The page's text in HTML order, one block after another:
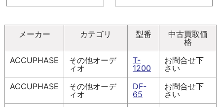
メーカー カテゴリ 型番
中古買取価
格
ACCUPHASE
その他オーデ
ィオ
T-
1200
お問合せ下
さい
ACCUPHASE
その他オーデ
ィオ
DF-
65
お問合せ下
さい